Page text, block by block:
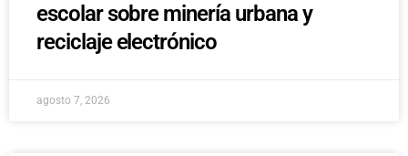
escolar sobre minería urbana y
reciclaje electrónico
agosto 7, 2026